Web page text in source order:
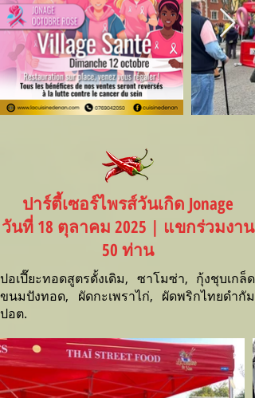
ปาร์ตี้เซอร์ไพรส์วันเกิด Jonage
วันที่ 18 ตุลาคม 2025 | แขกร่วมงาน
50 ท่าน
ปอเปี๊ยะทอดสูตรดั้งเดิม, ซาโมซ่า, กุ้งชุบเกล็ด
ขนมปังทอด, ผัดกะเพราไก่, ผัดพริกไทยดำกัม
ปอต.